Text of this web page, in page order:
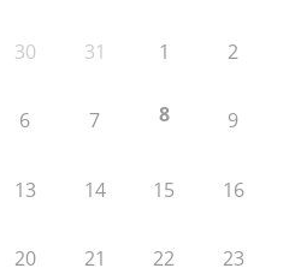
30 31 1 2
6 7 8 9
13 14 15 16
20 21 22 23